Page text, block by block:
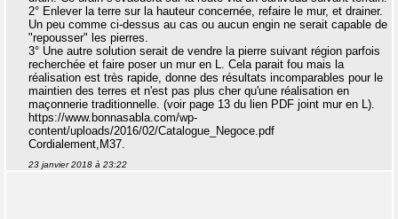
2° Enlever la terre sur la hauteur concernée, refaire le mur, et drainer.
Un peu comme ci-dessus au cas ou aucun engin ne serait capable de
"repousser" les pierres.
3° Une autre solution serait de vendre la pierre suivant région parfois
recherchée et faire poser un mur en L. Cela parait fou mais la
réalisation est très rapide, donne des résultats incomparables pour le
maintien des terres et n'est pas plus cher qu'une réalisation en
maçonnerie traditionnelle. (voir page 13 du lien PDF joint mur en L).
https://www.bonnasabla.com/wp-
content/uploads/2016/02/Catalogue_Negoce.pdf
Cordialement,M37.
23 janvier 2018 à 23:22